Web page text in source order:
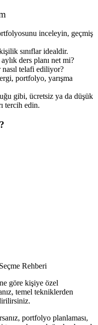
inceleyin, geçmiş
sınıflar idealdir.
ders planı net mi?
nasıl telafi ediliyor?
portfolyo, yarışma
gibi, ücretsiz ya da düşük
tercih edin.
Rehberi
göre kişiye özel
temel tekniklerden
portfolyo planlaması,